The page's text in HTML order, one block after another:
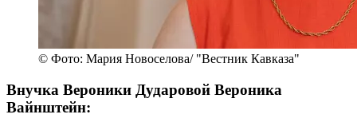
© Фото: Мария Новоселова/ "Вестник Кавказа"
Внучка Вероники Дударовой Вероника
Вайнштейн: